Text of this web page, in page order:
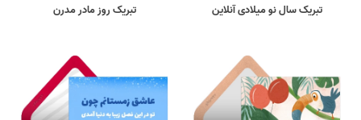
تبریک سال نو میلادی آنلاین تبریک روز مادر مدرن